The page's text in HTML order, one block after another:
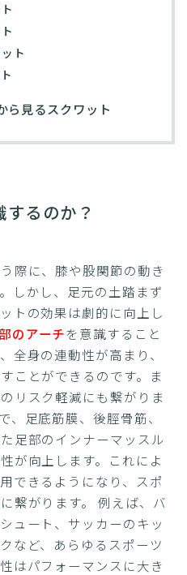
ト
ら見るスクワット
るのか？
際に、膝や股関節の動き
しかし、足元の土踏まず
トの効果は劇的に向上し
のアーチを意識すること
全身の連動性が高まり、
ことができるのです。ま
リスク軽減にも繋がりま
、足底筋膜、後脛骨筋、
足部のインナーマッスル
が向上します。これによ
できるようになり、スポ
繋がります。 例えば、バ
ュート、サッカーのキッ
など、あらゆるスポーツ
はパフォーマンスに大き